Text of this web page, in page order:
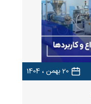
20 بهمن ، 1404